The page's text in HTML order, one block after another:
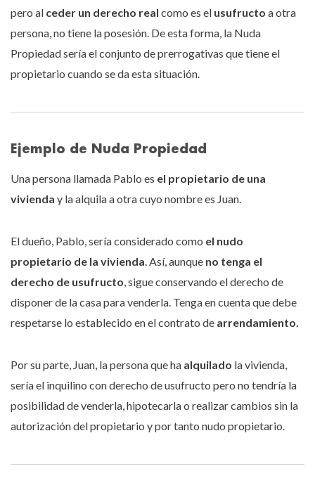
pero al ceder un derecho real como es el usufructo a otra
persona, no tiene la posesión. De esta forma, la Nuda
Propiedad sería el conjunto de prerrogativas que tiene el
propietario cuando se da esta situación.
Ejemplo de Nuda Propiedad
Una persona llamada Pablo es el propietario de una
vivienda y la alquila a otra cuyo nombre es Juan.
El dueño, Pablo, sería considerado como el nudo
propietario de la vivienda. Así, aunque no tenga el
derecho de usufructo, sigue conservando el derecho de
disponer de la casa para venderla. Tenga en cuenta que debe
respetarse lo establecido en el contrato de arrendamiento.
Por su parte, Juan, la persona que ha alquilado la vivienda,
sería el inquilino con derecho de usufructo pero no tendría la
posibilidad de venderla, hipotecarla o realizar cambios sin la
autorización del propietario y por tanto nudo propietario.